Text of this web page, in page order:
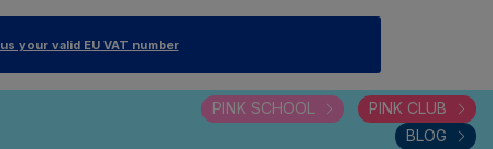
your valid EU VAT number
PINK SCHOOL
PINK CLUB
BLOG